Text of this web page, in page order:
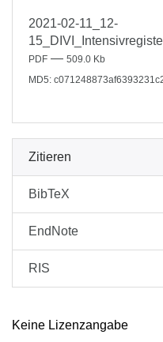
2021-02-11_12-
PDF — 509.0 Kb
MD5:
Zitieren
BibTeX
EndNote
RIS
Keine Lizenzangabe